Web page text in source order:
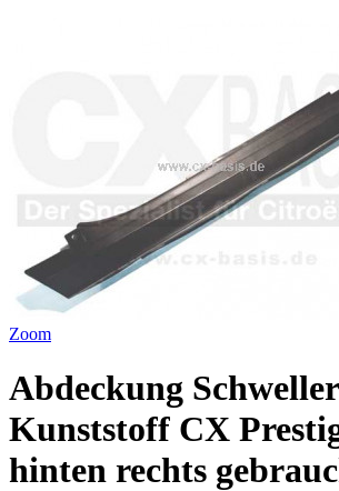
Zoom
Abdeckung Schweller
Kunststoff CX
hinten rechts